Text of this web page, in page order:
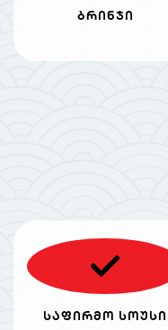
ბრინჯი
საფირმო სოუსი